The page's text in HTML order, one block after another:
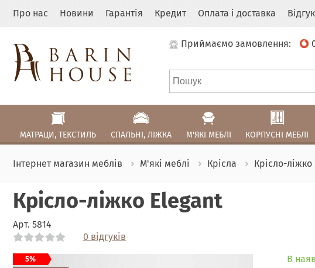
Про нас Новини Гарантія Кредит Оплата і доставка
Приймаємо замовлення:
МАТРАЦИ, ТЕКСТИЛЬ СПАЛЬНІ, ЛІЖКА М'ЯКІ МЕБЛІ КОРПУСНІ МЕБЛІ
Інтернет магазин меблів М'які меблі Крісла Крісло-
Крісло-ліжко Elegant
Арт. 5814
0 відгуків
5%
Link
Link
Link
Link
Link
Link
Link
Link
Link В